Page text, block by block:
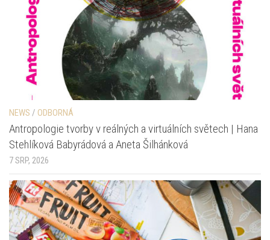
NEWS / ODBORNÁ
Antropologie tvorby v reálných a virtuálních světech | Hana
Stehlíková Babyrádová a Aneta Šilhánková
7 SRP, 2026